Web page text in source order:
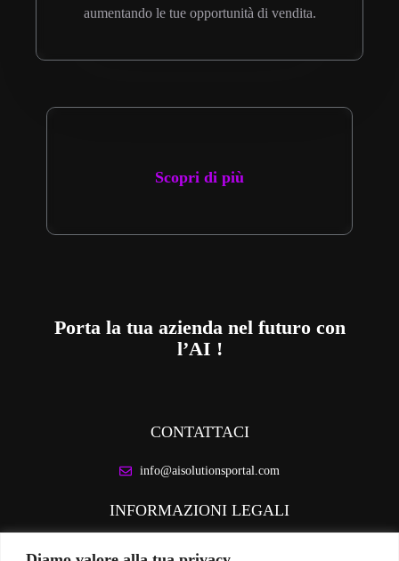
aumentando le tue opportunità di vendita.
Scopri di più
Porta la tua azienda nel futuro con
l’AI !
CONTATTACI
info@aisolutionsportal.com
INFORMAZIONI LEGALI